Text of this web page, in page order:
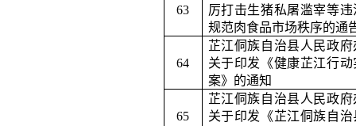
63
厉打击生猪私屠滥宰等违
规范肉食品市场秩序的通
64
芷江侗族自治县人民政府
关于印发《健康芷江行动
案》的通知
65
芷江侗族自治县人民政府
关于印发《芷江侗族自治